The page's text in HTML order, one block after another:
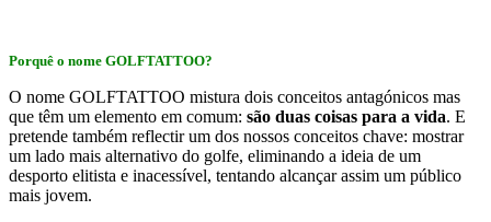
Porquê o nome GOLFTATTOO?
O nome GOLFTATTOO mistura dois conceitos antagónicos mas
que têm um elemento em comum: são duas coisas para a vida. E
pretende também reflectir um dos nossos conceitos chave: mostrar
um lado mais alternativo do golfe, eliminando a ideia de um
desporto elitista e inacessível, tentando alcançar assim um público
mais jovem.